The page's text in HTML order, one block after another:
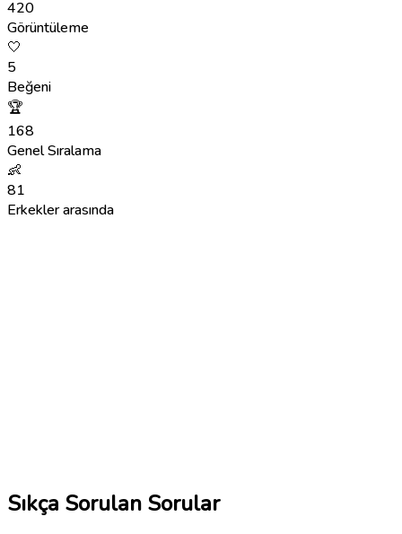
420
Görüntüleme
🤍
5
Beğeni
🏆
168
Genel Sıralama
👶
81
Erkekler arasında
Sıkça Sorulan Sorular